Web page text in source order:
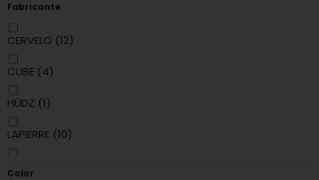
portabotellas
SENSOR DE POTENCIA
Percha de triatlón
DIVERSO
Fabricante
CERVELO (12)
CUBE (4)
HÜDZ (1)
LAPIERRE (10)
Color